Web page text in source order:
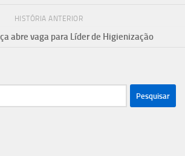
HISTÓRIA ANTERIOR
abre vaga para Líder de Higienização